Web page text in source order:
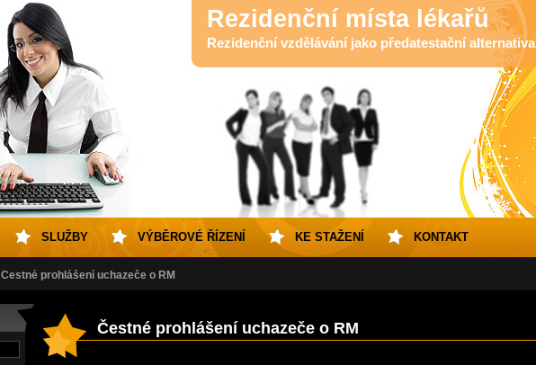
Rezidenční místa lékařů
Rezidenční vzdělávání jako předatestační alternativa
Čestné prohlášení uchazeče o RM
Čestné prohlášení uchazeče o RM
SLUŽBY VÝBĚROVÉ ŘÍZENÍ KE STAŽENÍ KONTAKT